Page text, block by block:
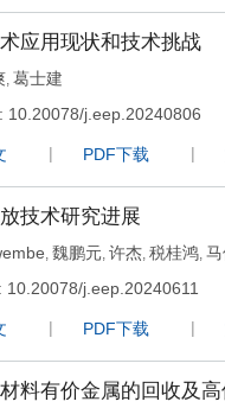
应用现状和技术挑战
, 葛士建
10.20078/j.eep.20240806
PDF下载
技术研究进展
, 魏鹏元, 许杰, 税桂鸿,
10.20078/j.eep.20240611
PDF下载
料有价金属的回收及